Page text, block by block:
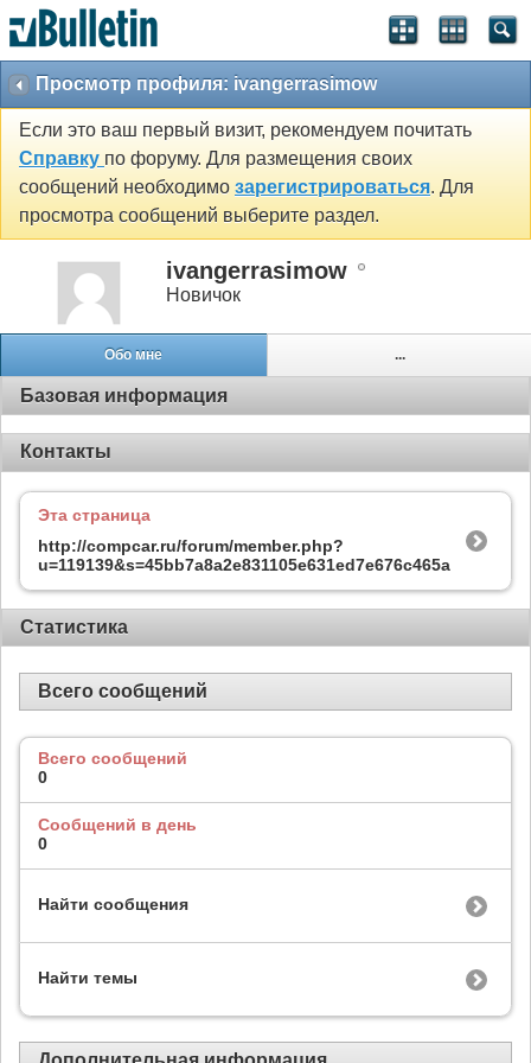
Просмотр профиля: ivangerrasimow
Если это ваш первый визит, рекомендуем почитать
Справку по форуму. Для размещения своих
сообщений необходимо зарегистрироваться. Для
просмотра сообщений выберите раздел.
ivangerrasimow
Новичок
Обо мне ...
Базовая информация
Контакты
Эта страница
http://compcar.ru/forum/member.php?
u=119139&s=45bb7a8a2e831105e631ed7e676c465a
Статистика
Всего сообщений
Всего сообщений
0
Сообщений в день
0
Найти сообщения
Найти темы